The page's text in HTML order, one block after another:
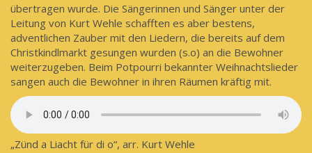
übertragen wurde. Die Sängerinnen und Sänger unter der
Leitung von Kurt Wehle schafften es aber bestens,
adventlichen Zauber mit den Liedern, die bereits auf dem
Christkindlmarkt gesungen wurden (s.o) an die Bewohner
weiterzugeben. Beim Potpourri bekannter Weihnachtslieder
sangen auch die Bewohner in ihren Räumen kräftig mit.
„Zünd a Liacht für di o“, arr. Kurt Wehle